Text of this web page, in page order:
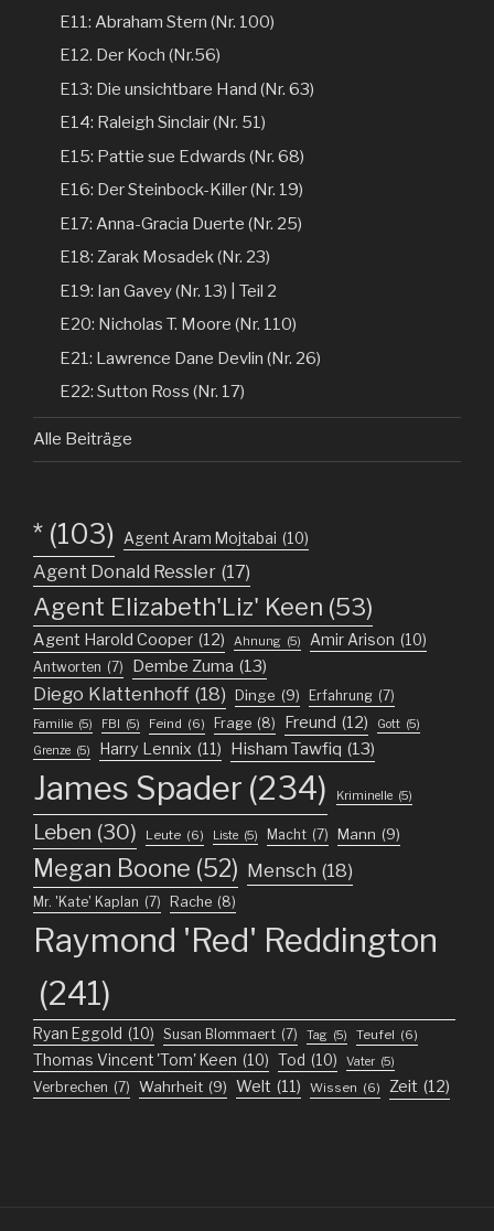
E11: Abraham Stern (Nr. 100)
E12. Der Koch (Nr.56)
E13: Die unsichtbare Hand (Nr. 63)
E14: Raleigh Sinclair (Nr. 51)
E15: Pattie sue Edwards (Nr. 68)
E16: Der Steinbock-Killer (Nr. 19)
E17: Anna-Gracia Duerte (Nr. 25)
E18: Zarak Mosadek (Nr. 23)
E19: Ian Gavey (Nr. 13) | Teil 2
E20: Nicholas T. Moore (Nr. 110)
E21: Lawrence Dane Devlin (Nr. 26)
E22: Sutton Ross (Nr. 17)
Alle Beiträge
* (103) Agent Aram Mojtabai (10)
Agent Donald Ressler (17)
Agent Elizabeth'Liz' Keen (53)
Agent Harold Cooper (12) Ahnung (5) Amir Arison (10)
Antworten (7) Dembe Zuma (13)
Diego Klattenhoff (18) Dinge (9) Erfahrung (7)
Familie (5) FBI (5) Feind (6) Frage (8) Freund (12) Gott (5)
Grenze (5) Harry Lennix (11) Hisham Tawfiq (13)
James Spader (234) Kriminelle (5)
Leben (30) Leute (6) Liste (5) Macht (7) Mann (9)
Megan Boone (52) Mensch (18)
Mr. 'Kate' Kaplan (7) Rache (8)
Raymond 'Red' Reddington
(241)
Ryan Eggold (10) Susan Blommaert (7) Tag (5) Teufel (6)
Thomas Vincent 'Tom' Keen (10) Tod (10) Vater (5)
Verbrechen (7) Wahrheit (9) Welt (11) Wissen (6) Zeit (12)